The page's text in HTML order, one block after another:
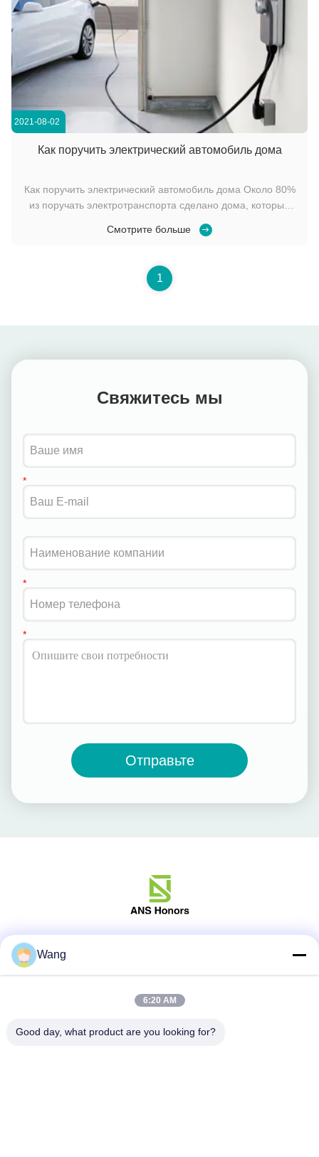
2021-08-02
Как поручить электрический автомобиль дома
Как поручить электрический автомобиль дома Около 80%
из поручать электротранспорта сделано дома, который
который как можно быстр и рентабелен. Все заряжатели
домом поручая, фактически 2 вар...
Смотрите больше
1
Свяжитесь мы
Отправьте
Wang
6:20 AM
Good day, what product are you looking for?